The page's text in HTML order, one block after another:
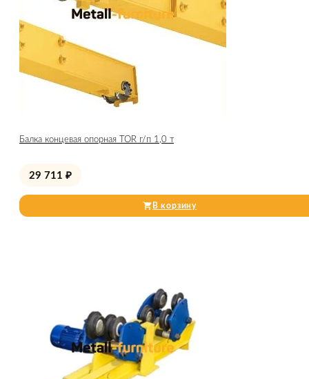
Балка концевая опорная TOR г/п 1,0 т
29 711 ₽
В корзину